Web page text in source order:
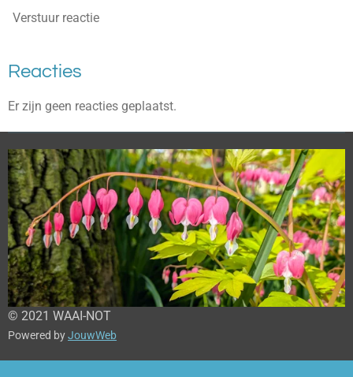
Verstuur reactie
Reacties
Er zijn geen reacties geplaatst.
© 2021 WAAI-NOT
Powered byJouwWeb